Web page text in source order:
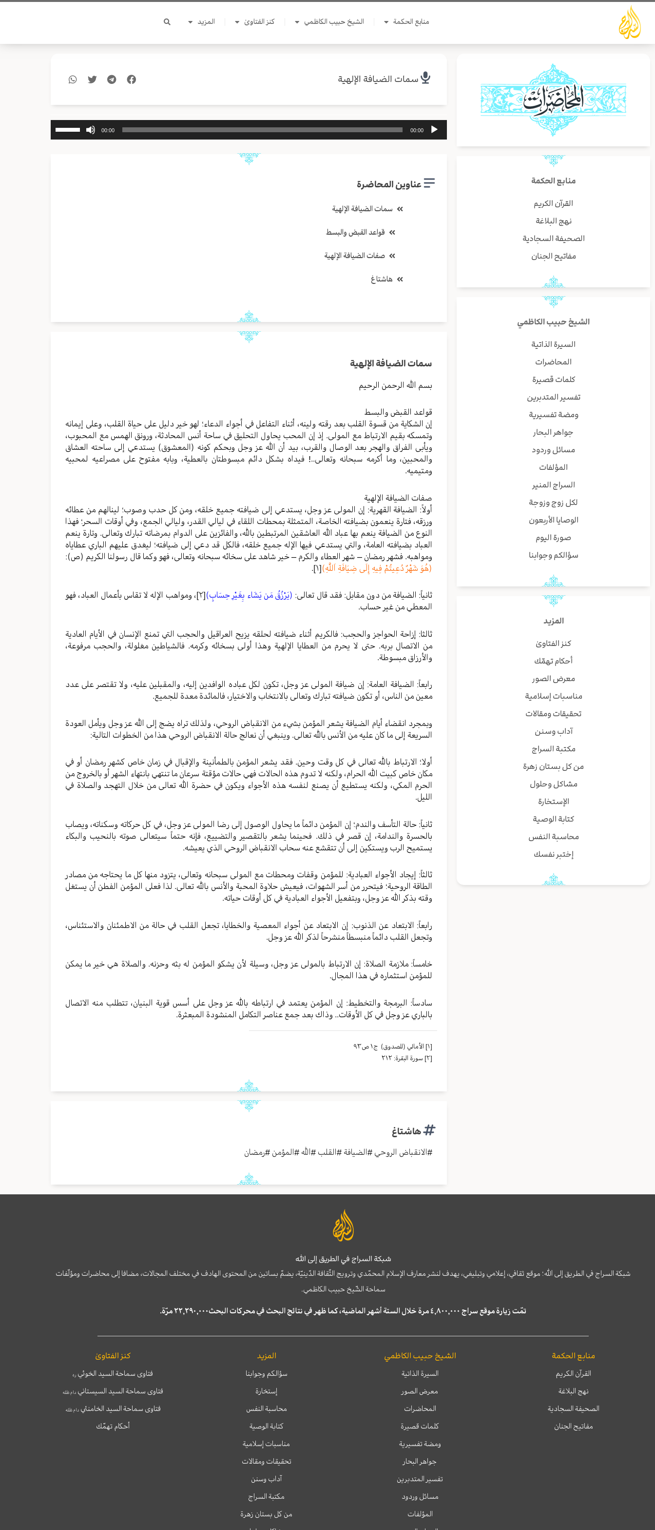
تخطي
المحتوى
منابع الحكمة الشيخ حبيب الكاظمي كنز الفتاوىٰ المزيد
منابع الحكمة
القرآن الكريم
نهج البلاغة
الصحيفة السجادية
مفاتيح الجنان
الشيخ حبيب الكاظمي
السيرة الذاتية
المحاضرات
كلمات قصيرة
تفسير المتدبرين
ومضة تفسيرية
جواهر البحار
مسائل وردود
المؤلفات
السراج المنير
لكل زوج وزوجة
الوصايا الأربعون
صورة اليوم
سؤالكم وجوابنا
المزيد
كنز الفتاوىٰ
أحكام تهمّك
معرض الصور
مناسبات إسلامية
تحقيقات ومقالات
آداب وسنن
مكتبة السراج
من كل بستان زهرة
مشاكل وحلول
الإستخارة
كتابة الوصية
محاسبة النفس
إختبر نفسك
سمات الضيافة الإلهية
مشغل
00:00
00:00
عناوين المحاضرة
سمات الضيافة الإلهية
قواعد القبض والبسط
صفات الضيافة الإلهية
هاشتاغ
سمات الضيافة الإلهية
بسم الله الرحمن الرحيم
قواعد القبض والبسط
إن الشكاية من قسوة القلب بعد رقته ولينه، أثناء التفاعل في أجواء الدعاء؛ لهو خير دليل على حياة القلب، وعلى إيمانه
وتمسكه بقيم الارتباط مع المولى. إذ إن المحب يحاول التحليق في ساحة أنس المحادثة، ورونق الهمس مع المحبوب،
ويأبى الفراق والهجر بعد الوصال والقرب، بيد أن الله عز وجل وبحكم كونه (المعشوق) يستدعي إلى ساحته العشاق
والمحبين، وما أكرمه سبحانه وتعالى..! فيداه بشكل دائم مبسوطتان بالعطية، وبابه مفتوح على مصراعيه لمحبيه
ومتيميه.
صفات الضيافة الإلهية
أولاً: الضيافة القهرية: إن المولى عز وجل، يستدعي إلى ضيافته جميع خلقه، ومن كل حدب وصوب؛ لينالهم من عطائه
ورزقه، فتارة ينعمون بضيافته الخاصة، المتمثلة بمحطات اللقاء في ليالي القدر، وليالي الجمع، وفي أوقات السحر؛ فهذا
النوع من الضيافة ينعم بها عباد الله العاشقين المرتبطين بالله، والفائزين على الدوام بمرضاته تبارك وتعالى. وتارة ينعم
العباد بضيافته العامة، والتي يستدعي فيها الإله جميع خلقه، فالكل قد دعي إلى ضيافته؛ ليغدق عليهم الباري عطاياه
ومواهبه. فشهر رمضان – شهر العطاء والكرم – خير شاهد على سخائه سبحانه وتعالى، فهو وكما قال رسولنا الكريم (ص):
(هُوَ شَهْرٌ دُعِيتُمْ فِيهِ إِلَى ضِيَافَةِ اَللَّهِ)[١] .
ثانياً: الضيافة من دون مقابل: فقد قال تعالى: (يَرْزُقُ مَن يَشَاء بِغَيْرِ حِسَابٍ)[٢]
، ومواهب الإله لا تقاس بأعمال العباد، فهو
المعطي من غير حساب.
ثالثا: إزاحة الحواجز والحجب: فالكريم أثناء ضيافته لحلقه يزيح العراقيل والحجب التي تمنع الإنسان في الأيام العادية
من الاتصال بربه. حتى لا يحرم من العطايا الإلهية وهذا أولى بسخائه وكرمه. فالشياطين مغلولة، والحجب مرفوعة،
والأرزاق مبسوطة.
رابعاً: الضيافة العامة: إن ضيافة المولى عز وجل، تكون لكل عباده الوافدين إليه، والمقبلين عليه، ولا تقتصر على عدد
معين من الناس، أو تكون ضيافته تبارك وتعالى بالانتخاب والاختيار، فالمائدة معدة للجميع.
وبمجرد انقضاء أيام الضيافة يشعر المؤمن بشيء من الانقباض الروحي، ولذلك تراه يضج إلى الله عز وجل ويأمل العودة
السريعة إلى ما كان عليه من الأنس بالله تعالى. وينبغي أن نعالج حالة الانقباض الروحي هذا من الخطوات التالية:
أولا؛ الارتباط بالله تعالى في كل وقت وحين. فقد يشعر المؤمن بالطمأنينة والإقبال في زمان خاص كشهر رمضان أو في
مكان خاص كبيت الله الحرام، ولكنه لا تدوم هذه الحالات فهي حالات مؤقتة سرعان ما تنتهي بانتهاء الشهر أو بالخروج من
الحرم المكي، ولكنه يستطيع أن يصنع لنفسه هذه الأجواء ويكون في حضرة الله تعالى من خلال التهجد والصلاة في
الليل.
ثانياً: حالة التأسف والندم؛ إن المؤمن دائماً ما يحاول الوصول إلى رضا المولى عز وجل، في كل حركاته وسكناته، ويصاب
بالحسرة والندامة، إن قصر في ذلك. فحينما يشعر بالتقصير والتضييع، فإنه حتماً سيتعالى صوته بالنحيب والبكاء
يستميح الرب ويستكين إلى أن تتقشع عنه سحاب الانقباض الروحي الذي يعيشه.
ثالثاً: إيجاد الأجواء العبادية: للمؤمن وقفات ومحطات مع المولى سبحانه وتعالى، يتزود منها كل ما يحتاجه من مصادر
الطاقة الروحية؛ فيتحرر من أسر الشهوات، فيعيش حلاوة المحبة والأنس بالله تعالى. لذا فعلى المؤمن الفطن أن يستغل
وقته بذكر الله عز وجل، وبتفعيل الأجواء العبادية في كل أوقات حياته.
رابعاً: الابتعاد عن الذنوب: إن الابتعاد عن أجواء المعصية والخطايا، تجعل القلب في حالة من الاطمئنان والاستئناس،
وتجعل القلب دائماً منبسطاً منشرحاً لذكر الله عز وجل.
خامساً: ملازمة الصلاة: إن الارتباط بالمولى عز وجل، وسيلة لأن يشكو المؤمن له بثه وحزنه. والصلاة هي خير ما يمكن
للمؤمن استثماره في هذا المجال.
سادساً: البرمجة والتخطيط: إن المؤمن يعتمد في ارتباطه بالله عز وجل على أسس قوية البنيان، تتطلب منه الاتصال
بالباري عز وجل في كل الأوقات.. وذاك بعد جمع عناصر التكامل المنشودة المبعثرة.
[١]
الأمالي (للصدوق) ج١ ص٩٣
[٢]
سورة البقرة: ٢١٢
هاشتاغ
#الانقباض الروحي #الضيافة #القلب #الله#المؤمن #رمضان
شبكة السراج في الطريق إلى الله
شبكة السراج في الطريق إلى الله؛ موقع ثقافي، إعلامي وتبليغي، يهدف لنشر معارف الإسلام المحمّدي وترويج الثّقافة الدّينيّة، يضمّ بساتين من المحتوى الهادف في مختلف المجالات، مضافا إلى محاضرات ومؤلّفات
سماحة الشّيخ حبيب الكاظمي.
تمّت زيارة موقع سراج ٤,٨٠٠,٠٠٠ مرة خلال الستة أشهر الماضية، كما ظهر في نتائج البحث في محركات البحث٢٢,٢٩٠,٠٠٠ مرّة.
منابع الحكمة
القرآن الكريم
نهج البلاغة
الصحيفة السجادية
مفاتيح الجنان
الشيخ حبيب الكاظمي
السيرة الذاتية
معرض الصور
المحاضرات
كلمات قصيرة
ومضة تفسيرية
جواهر البحار
تفسير المتدبرين
مسائل وردود
المؤلفات
المزيد
سؤالكم وجوابنا
إستخارة
محاسبة النفس
كتابة الوصية
مناسبات إسلامية
تحقيقات ومقالات
آداب وسنن
مكتبة السراج
من كل بستان زهرة
كنز الفتاوىٰ
فتاوى سماحة السيد الخوئي ره
فتاوى سماحة السيد السيستاني دام ظله
فتاوى سماحة السيد الخامنئيدام ظله
أحكام تهمّك